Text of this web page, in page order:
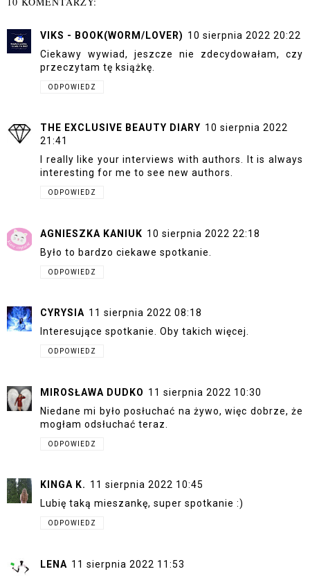
VIKS - BOOK(WORM/LOVER) 10 sierpnia 2022 20:22
Ciekawy wywiad, jeszcze nie zdecydowałam, czy
przeczytam tę książkę.
ODPOWIEDZ
THE EXCLUSIVE BEAUTY DIARY 10 sierpnia 2022
21:41
I really like your interviews with authors. It is always
interesting for me to see new authors.
ODPOWIEDZ
AGNIESZKA KANIUK 10 sierpnia 2022 22:18
Było to bardzo ciekawe spotkanie.
ODPOWIEDZ
CYRYSIA 11 sierpnia 2022 08:18
Interesujące spotkanie. Oby takich więcej.
ODPOWIEDZ
MIROSŁAWA DUDKO 11 sierpnia 2022 10:30
Niedane mi było posłuchać na żywo, więc dobrze, że
mogłam odsłuchać teraz.
ODPOWIEDZ
KINGA K. 11 sierpnia 2022 10:45
Lubię taką mieszankę, super spotkanie :)
ODPOWIEDZ
LENA 11 sierpnia 2022 11:53